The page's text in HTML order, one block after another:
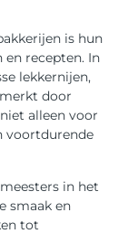
is hun
en recepten. In
lekkernijen,
door
alleen voor
voortdurende
in het
smaak en
tot